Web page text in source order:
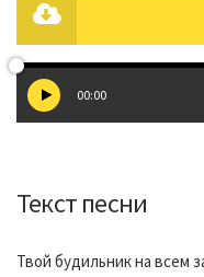
00:00
Текст песни
Твой будильник на всем